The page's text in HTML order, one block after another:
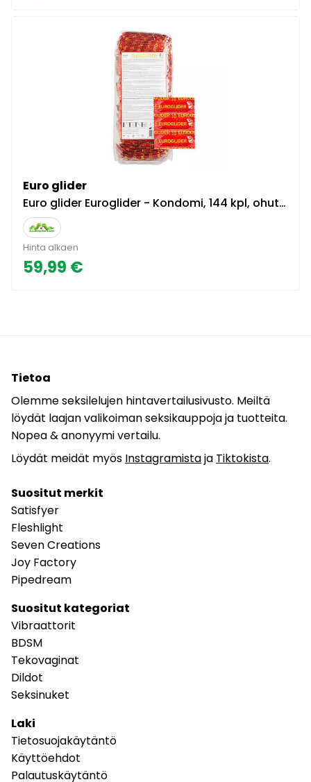
Euro glider
Euro glider Euroglider - Kondomi, 144 kpl, ohut, iso pakkaus, lateksinen
Hinta alkaen
59,99 €
Tietoa
Olemme seksilelujen hintavertailusivusto. Meiltä
löydät laajan valikoiman seksikauppoja ja tuotteita.
Nopea & anonyymi vertailu.
Löydät meidät myös Instagramistaja Tiktokista.
Suositut merkit
Satisfyer
Fleshlight
Seven Creations
Joy Factory
Pipedream
Suositut kategoriat
Vibraattorit
BDSM
Tekovaginat
Dildot
Seksinuket
Laki
Tietosuojakäytäntö
Käyttöehdot
Palautuskäytäntö